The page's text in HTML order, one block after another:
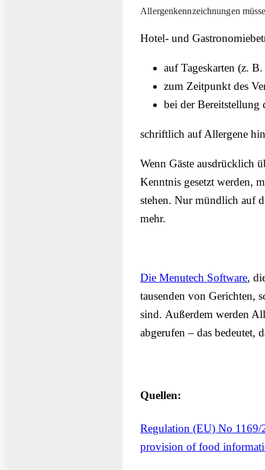
Allergenkennzeichnungen
Hotel- und
auf Tageskarten (z.
zum Zeitpunkt des
bei der Bereitstellung
schriftlich auf Allergene
Wenn Gäste ausdrücklich
Kenntnis gesetzt werden,
stehen. Nur mündlich auf
mehr.
Die Menutech Software,
tausenden von Gerichten,
sind. Außerdem werden
abgerufen – das bedeutet,
Quellen:
Regulation (EU) No 1169/
provision of food